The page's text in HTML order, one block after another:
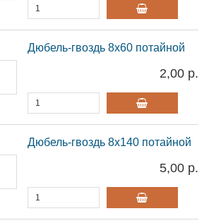
Дюбель-гвоздь 8х60 потайной
2,00 р.
Дюбель-гвоздь 8х140 потайной
5,00 р.